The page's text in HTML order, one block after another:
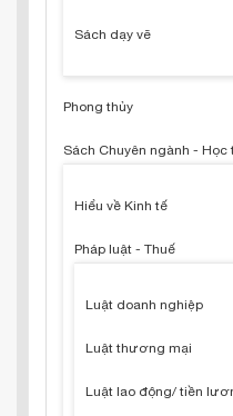
Sách dạy vẽ
Phong thủy
Sách Chuyên ngành -
Hiểu về Kinh tế
Pháp luật - Thuế
Luật doanh nghiệp
Luật thương mại
Luật lao động/ tiền